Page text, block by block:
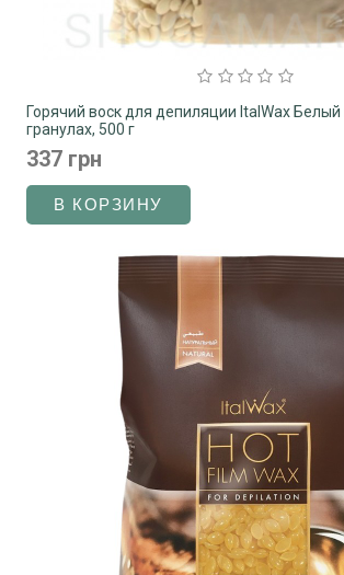
Горячий воск для депиляции ItalWax
гранулах, 500 г
337 грн